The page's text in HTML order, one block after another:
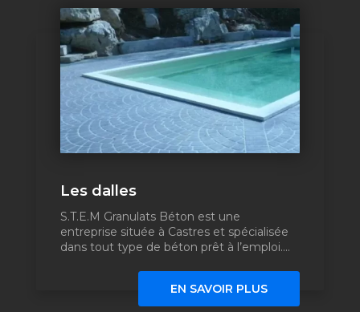
Les dalles
S.T.E.M Granulats Béton est une
entreprise située à Castres et spécialisée
dans tout type de béton prêt à l’emploi....
EN SAVOIR PLUS